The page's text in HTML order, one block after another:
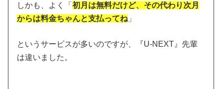
しかも、よく「初月は無料だけど、その代わり次月
からは料金ちゃんと支払ってね 」
というサービスが多いのですが、『U-NEXT』先輩
は違いました。